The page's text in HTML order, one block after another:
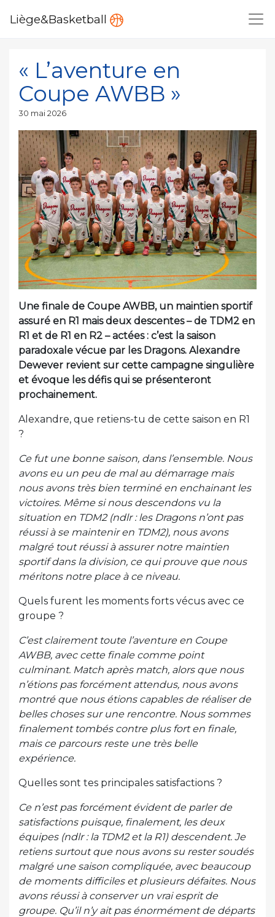
Liège&Basketball
« L’aventure en
Coupe AWBB »
Publié
30 mai 2026
Une finale de Coupe AWBB, un maintien sportif
assuré en R1 mais deux descentes – de TDM2 en
R1 et de R1 en R2 – actées : c’est la saison
paradoxale vécue par les Dragons. Alexandre
Dewever revient sur cette campagne singulière
et évoque les défis qui se présenteront
prochainement.
Alexandre, que retiens-tu de cette saison en R1
?
Ce fut une bonne saison, dans l’ensemble. Nous
avons eu un peu de mal au démarrage mais
nous avons très bien terminé en enchainant les
victoires. Même si nous descendons vu la
situation en TDM2 (ndlr : les Dragons n’ont pas
réussi à se maintenir en TDM2), nous avons
malgré tout réussi à assurer notre maintien
sportif dans la division, ce qui prouve que nous
méritons notre place à ce niveau.
Quels furent les moments forts vécus avec ce
groupe ?
C’est clairement toute l’aventure en Coupe
AWBB, avec cette finale comme point
culminant. Match après match, alors que nous
n’étions pas forcément attendus, nous avons
montré que nous étions capables de réaliser de
belles choses sur une rencontre. Nous sommes
finalement tombés contre plus fort en finale,
mais ce parcours reste une très belle
expérience.
Quelles sont tes principales satisfactions ?
Ce n’est pas forcément évident de parler de
satisfactions puisque, finalement, les deux
équipes (ndlr : la TDM2 et la R1) descendent. Je
retiens surtout que nous avons su rester soudés
malgré une saison compliquée, avec beaucoup
de moments difficiles et plusieurs défaites. Nous
avons réussi à conserver un vrai esprit de
groupe. Qu’il n’y ait pas énormément de départs